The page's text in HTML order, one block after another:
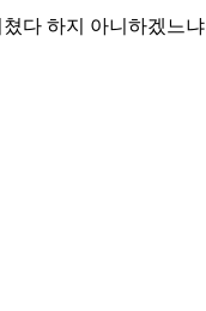
다 하지 아니하겠느냐